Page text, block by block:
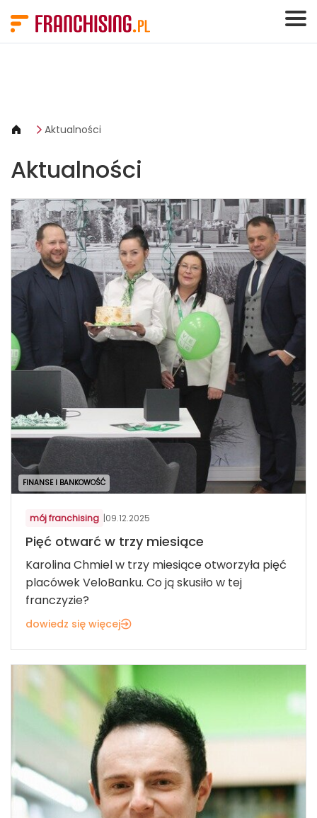
Aktualności
Aktualności
FINANSE I BANKOWOŚĆ
mój franchising |09.12.2025
Pięć otwarć w trzy miesiące
Karolina Chmiel w trzy miesiące otworzyła pięć
placówek VeloBanku. Co ją skusiło w tej
franczyzie?
dowiedz się więcej